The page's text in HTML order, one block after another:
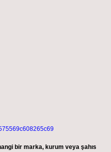
bir marka, kurum veya şahıs